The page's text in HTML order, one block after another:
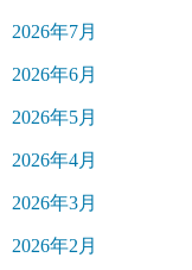
2026年7月
2026年6月
2026年5月
2026年4月
2026年3月
2026年2月